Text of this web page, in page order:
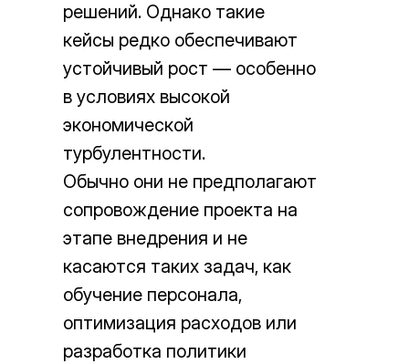
решений. Однако такие
кейсы редко обеспечивают
устойчивый рост — особенно
в условиях высокой
экономической
турбулентности.
Обычно они не предполагают
сопровождение проекта на
этапе внедрения и не
касаются таких задач, как
обучение персонала,
оптимизация расходов или
разработка политики